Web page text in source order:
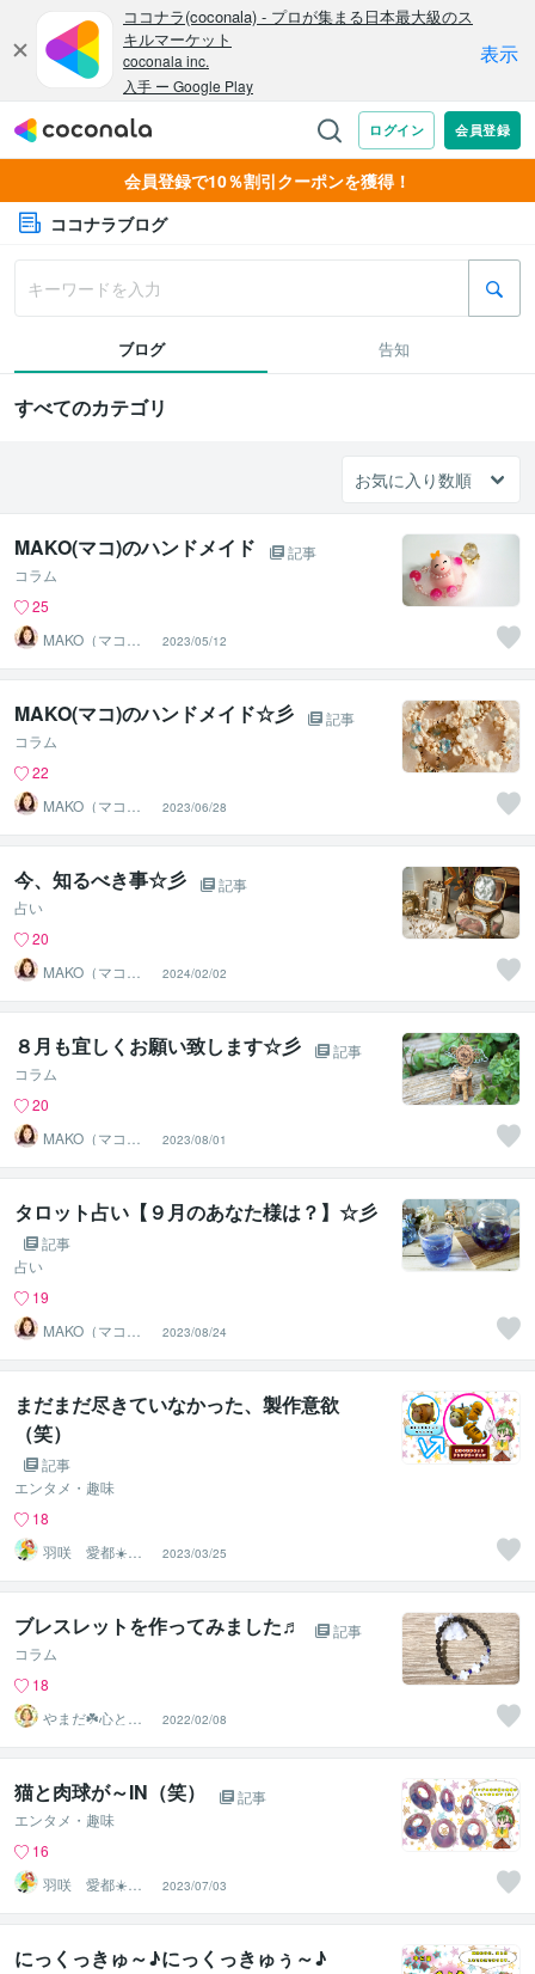
会員登録で10％割引クーポンを獲得！
ココナラブログ
ブログ 告知
すべてのカテゴリ
MAKO(マコ)のハンドメイド
記事
コラム
25
MAKO（マコ）
占い♡心寄り添
うヒーラー
2023/05/12
MAKO(マコ)のハンドメイド☆彡
記事
コラム
22
MAKO（マコ）
占い♡心寄り添
うヒーラー
2023/06/28
今、知るべき事☆彡
記事
占い
20
MAKO（マコ）
占い♡心寄り添
うヒーラー
2024/02/02
８月も宜しくお願い致します☆彡
記事
コラム
20
MAKO（マコ）
占い♡心寄り添
うヒーラー
2023/08/01
タロット占い【９月のあなた様は？】☆彡
記事
占い
19
MAKO（マコ）
占い♡心寄り添
うヒーラー
2023/08/24
まだまだ尽きていなかった、製作意欲
（笑）
記事
エンタメ・趣味
18
羽咲 愛都☀️ハ
サキ アイト☀️
2023/03/25
ブレスレットを作ってみました♬
記事
コラム
18
やまだ☘️心と頭
がスッキリ整う
サロン
2022/02/08
猫と肉球が～IN（笑）
記事
エンタメ・趣味
16
羽咲 愛都☀️ハ
サキ アイト☀️
2023/07/03
にっくっきゅ～♪にっくっきゅぅ～♪